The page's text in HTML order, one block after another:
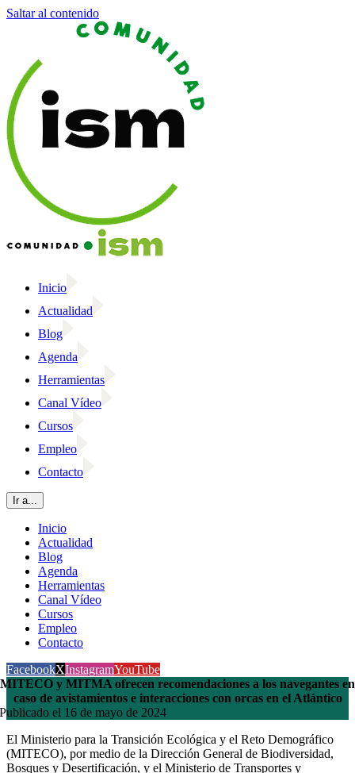
Saltar al contenido
Inicio
Actualidad
Blog
Agenda
Herramientas
Canal Vídeo
Cursos
Empleo
Contacto
Ir a...
Inicio
Actualidad
Blog
Agenda
Herramientas
Canal Vídeo
Cursos
Empleo
Contacto
FacebookXInstagramYouTube
MITECO y MITMA ofrecen recomendaciones a los navegantes en
caso de avistamientos e interacciones con orcas en el Atlántico
Publicado el 16 de mayo de 2024
El Ministerio para la Transición Ecológica y el Reto Demográfico
(MITECO), por medio de la Dirección General de Biodiversidad,
Bosques y Desertificación, y el Ministerio de Transportes y